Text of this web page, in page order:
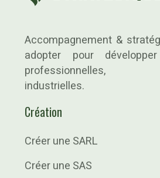
Accompagnement &
adopter pour
professionnelles,
industrielles.
Création
Créer une SARL
Créer une SAS